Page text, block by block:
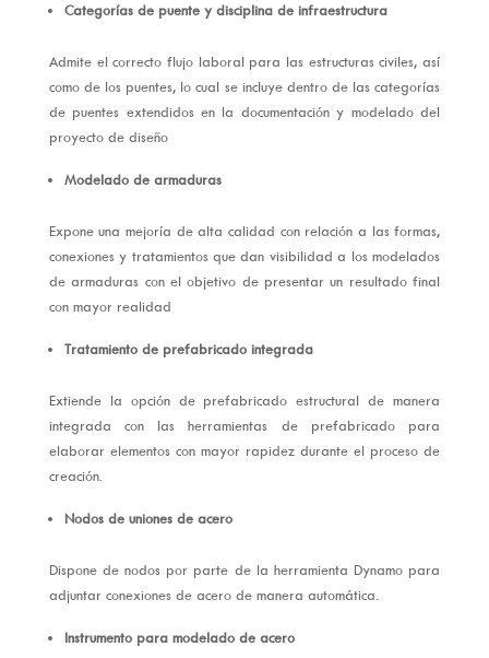
Categorías de puente y disciplina de infraestructura
Admite el correcto flujo laboral para las estructuras civiles, así
como de los puentes, lo cual se incluye dentro de las categorías
de puentes extendidos en la documentación y modelado del
proyecto de diseño
Modelado de armaduras
Expone una mejoría de alta calidad con relación a las formas,
conexiones y tratamientos que dan visibilidad a los modelados
de armaduras con el objetivo de presentar un resultado final
con mayor realidad
Tratamiento de prefabricado integrada
Extiende la opción de prefabricado estructural de manera
integrada con las herramientas de prefabricado para
elaborar elementos con mayor rapidez durante el proceso de
creación.
Nodos de uniones de acero
Dispone de nodos por parte de la herramienta Dynamo para
adjuntar conexiones de acero de manera automática.
Instrumento para modelado de acero